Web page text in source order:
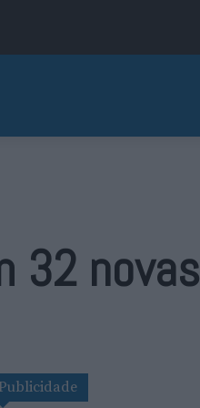
32 novas
Publicidade